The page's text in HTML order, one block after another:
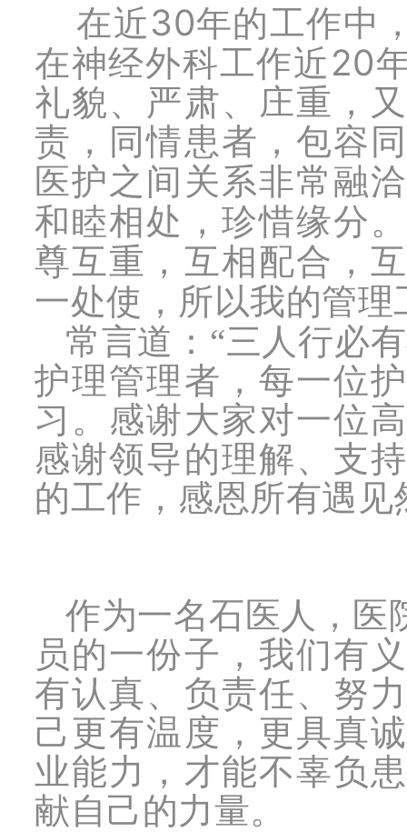
在近30年的工作中
在神经外科工作近20
礼貌、严肃、庄重，
责，同情患者，包容
医护之间关系非常融
和睦相处，珍惜缘分
尊互重，互相配合，
一处使，所以我的管
常言道：“三人行必
护理管理者，每一位
习。感谢大家对一位
感谢领导的理解、支
的工作，感恩所有遇
作为一名石医人，医
员的一份子，我们有
有认真、负责任、努
己更有温度，更具真
业能力，才能不辜负
献自己的力量。